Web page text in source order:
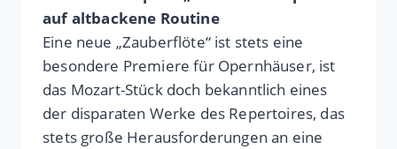
auf altbackene Routine
Eine neue „Zauberflöte“ ist stets eine
besondere Premiere für Opernhäuser, ist
das Mozart-Stück doch bekanntlich eines
der disparaten Werke des Repertoires, das
stets große Herausforderungen an eine